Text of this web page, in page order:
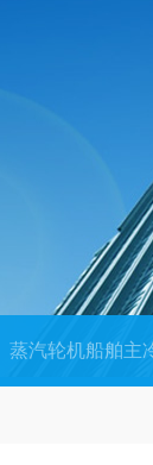
蒸汽轮机船舶主